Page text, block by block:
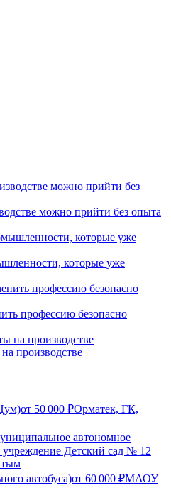
можно прийти без опыта
которые уже
профессию безопасно
производстве
от 50 000 ₽Орматек, ГК,
автономное
учреждение Детский сад № 12
автобуса)от 60 000 ₽МАОУ